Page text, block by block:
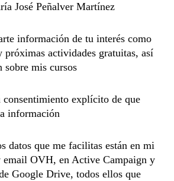
José Peñalver Martínez
información de tu interés como
próximas actividades gratuitas, así
mis cursos
consentimiento explícito de que
información
datos que me facilitas están en mi
email OVH, en Active Campaign y
Google Drive, todos ellos que